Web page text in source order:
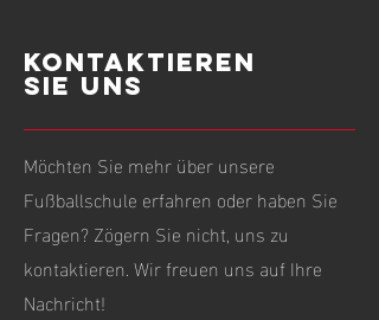
Kontaktieren
Sie uns
Möchten Sie mehr über unsere
Fußballschule erfahren oder haben Sie
Fragen? Zögern Sie nicht, uns zu
kontaktieren. Wir freuen uns auf Ihre
Nachricht!